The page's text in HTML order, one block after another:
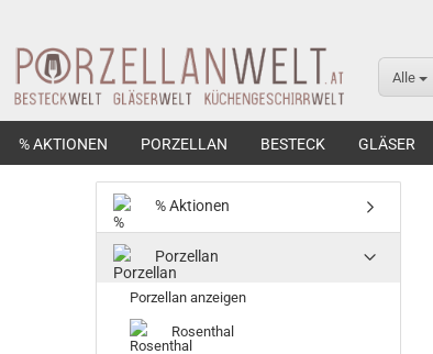
Alle
% AKTIONEN PORZELLAN BESTECK GLÄSER
% Aktionen
Porzellan
Porzellan anzeigen
Rosenthal